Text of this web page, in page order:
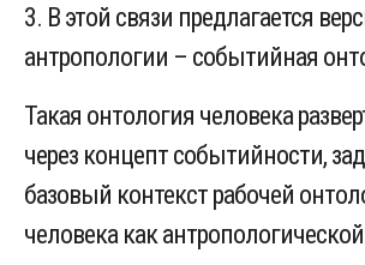
3. В этой связи предлагается
антропологии – событийная
Такая онтология человека
через концепт событийности,
базовый контекст рабочей
человека как